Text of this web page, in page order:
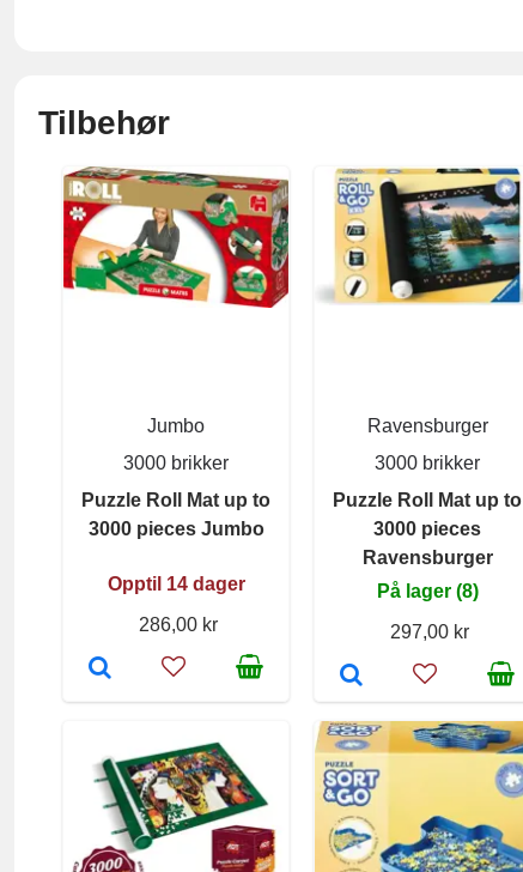
Tilbehør
Jumbo
3000 brikker
Puzzle Roll Mat up to
3000 pieces Jumbo
Opptil 14 dager
286,00 kr
Ravensburger
3000 brikker
Puzzle Roll Mat up to
3000 pieces
Ravensburger
På lager (8)
297,00 kr